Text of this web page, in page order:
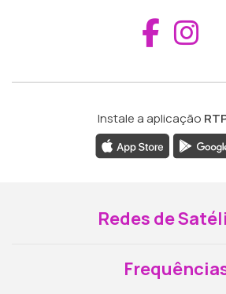
Instale a aplicação
Redes de